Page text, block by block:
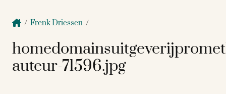
/ Frenk Driessen /
auteur-71596.jpg